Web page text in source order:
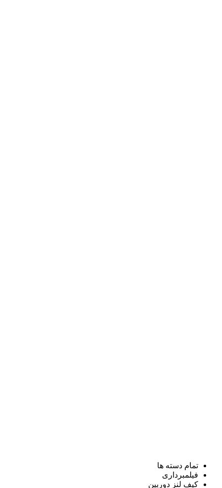
تمام دسته ها
فیلمبرداری
کیف لنز دوربین